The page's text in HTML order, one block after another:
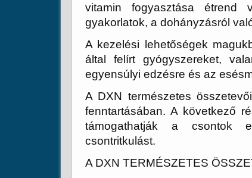
vitamin fogyasztása étrend
gyakorlatok, a dohányzásról
A kezelési lehetőségek
által felírt gyógyszereket,
egyensúlyi edzésre és az
A DXN természetes
fenntartásában. A következő
támogathatják a csontok
csontritkulást.
A DXN TERMÉSZETES